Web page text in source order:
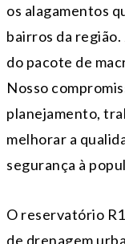
os alagamentos
bairros da
do pacote de
Nosso
planejamento,
melhorar a
segurança à
O reservatório
de drenagem